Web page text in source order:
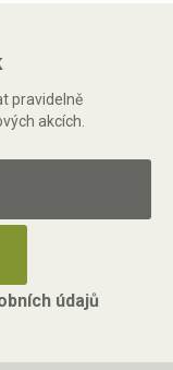
pravidelně
akcích.
údajů